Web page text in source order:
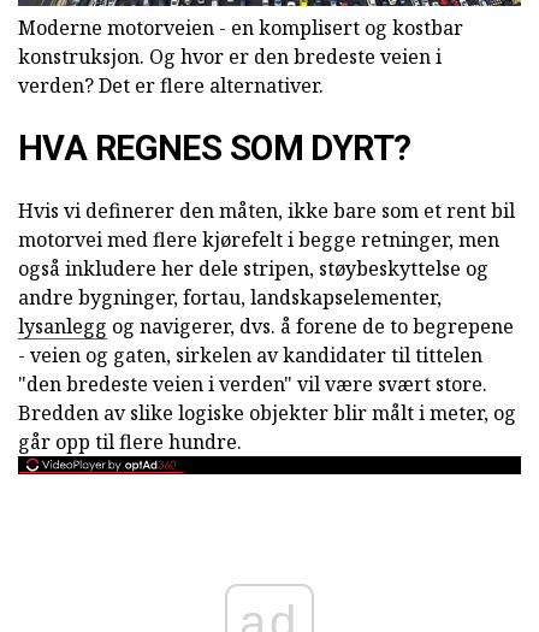
Moderne motorveien - en komplisert og kostbar
konstruksjon. Og hvor er den bredeste veien i
verden? Det er flere alternativer.
HVA REGNES SOM DYRT?
Hvis vi definerer den måten, ikke bare som et rent bil
motorvei med flere kjørefelt i begge retninger, men
også inkludere her dele stripen, støybeskyttelse og
andre bygninger, fortau, landskapselementer,
lysanlegg og navigerer, dvs. å forene de to begrepene
- veien og gaten, sirkelen av kandidater til tittelen
"den bredeste veien i verden" vil være svært store.
Bredden av slike logiske objekter blir målt i meter, og
går opp til flere hundre.